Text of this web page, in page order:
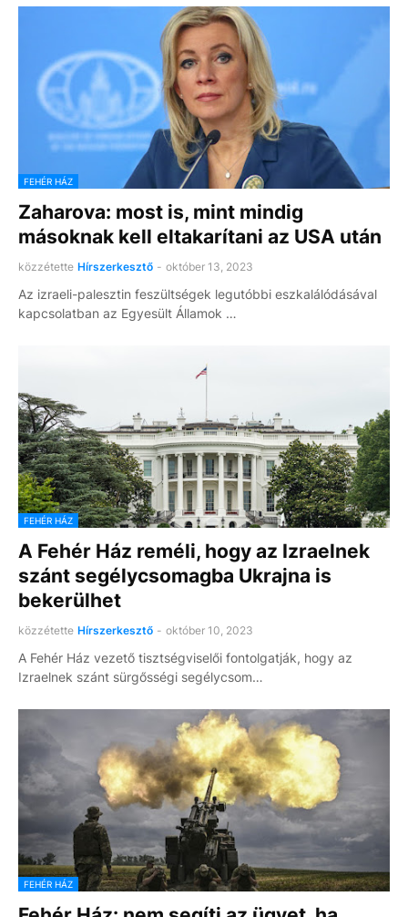
FEHÉR HÁZ
Zaharova: most is, mint mindig
másoknak kell eltakarítani az USA után
közzétette Hírszerkesztő - október 13, 2023
Az izraeli-palesztin feszültségek legutóbbi eszkalálódásával
kapcsolatban az Egyesült Államok …
FEHÉR HÁZ
A Fehér Ház reméli, hogy az Izraelnek
szánt segélycsomagba Ukrajna is
bekerülhet
közzétette Hírszerkesztő - október 10, 2023
A Fehér Ház vezető tisztségviselői fontolgatják, hogy az
Izraelnek szánt sürgősségi segélycsom…
FEHÉR HÁZ